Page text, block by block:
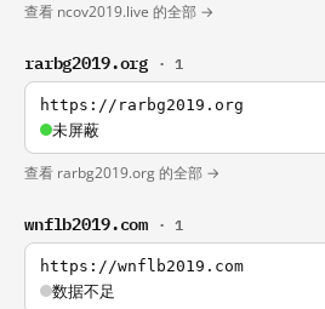
查看 ncov2019.live 的全部 →
rarbg2019.org · 1
https://rarbg2019.org
未屏蔽
查看 rarbg2019.org 的全部 →
wnflb2019.com · 1
https://wnflb2019.com
数据不足